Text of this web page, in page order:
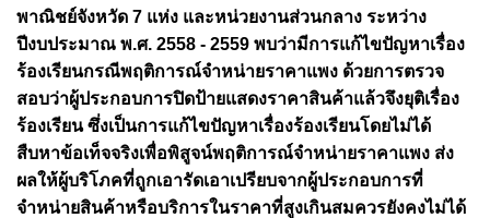
พาณิชย์จังหวัด 7 แห่ง และหน่วยงานส่วนกลาง ระหว่าง
ปีงบประมาณ พ.ศ. 2558 - 2559 พบว่ามีการแก้ไขปัญหาเรื่อง
ร้องเรียนกรณีพฤติการณ์จำหน่ายราคาแพง ด้วยการตรวจ
สอบว่าผู้ประกอบการปิดป้ายแสดงราคาสินค้าแล้วจึงยุติเรื่อง
ร้องเรียน ซึ่งเป็นการแก้ไขปัญหาเรื่องร้องเรียนโดยไม่ได้
สืบหาข้อเท็จจริงเพื่อพิสูจน์พฤติการณ์จำหน่ายราคาแพง ส่ง
ผลให้ผู้บริโภคที่ถูกเอารัดเอาเปรียบจากผู้ประกอบการที่
จำหน่ายสินค้าหรือบริการในราคาที่สูงเกินสมควรยังคงไม่ได้